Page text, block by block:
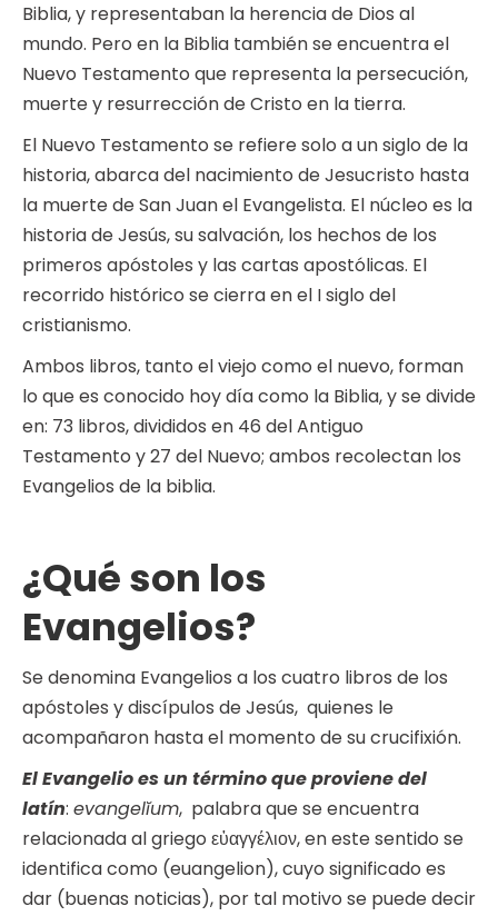
Biblia, y representaban la herencia de Dios al
mundo. Pero en la Biblia también se encuentra el
Nuevo Testamento que representa la persecución,
muerte y resurrección de Cristo en la tierra.
El Nuevo Testamento se refiere solo a un siglo de la
historia, abarca del nacimiento de Jesucristo hasta
la muerte de San Juan el Evangelista. El núcleo es la
historia de Jesús, su salvación, los hechos de los
primeros apóstoles y las cartas apostólicas. El
recorrido histórico se cierra en el I siglo del
cristianismo.
Ambos libros, tanto el viejo como el nuevo, forman
lo que es conocido hoy día como la Biblia, y se divide
en: 73 libros, divididos en 46 del Antiguo
Testamento y 27 del Nuevo; ambos recolectan los
Evangelios de la biblia.
¿Qué son los
Evangelios?
Se denomina Evangelios a los cuatro libros de los
apóstoles y discípulos de Jesús, quienes le
acompañaron hasta el momento de su crucifixión.
El Evangelio es un término que proviene del
latín: evangelĭum, palabra que se encuentra
relacionada al griego εὐαγγέλιον, en este sentido se
identifica como (euangelion), cuyo significado es
dar (buenas noticias), por tal motivo se puede decir